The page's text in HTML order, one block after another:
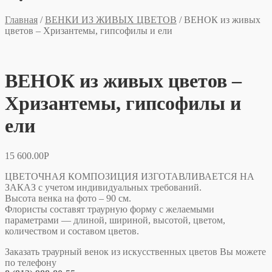
Главная /ВЕНКИ ИЗ ЖИВЫХ ЦВЕТОВ /ВЕНОК из живых
цветов – Хризантемы, гипсофилы и ели
ВЕНОК из живых цветов –
Хризантемы, гипсофилы и
ели
15 600.00Р
ЦВЕТОЧНАЯ КОМПОЗИЦИЯ ИЗГОТАВЛИВАЕТСЯ НА
ЗАКАЗ с учетом индивидуальных требований.
Высота венка на фото – 90 см.
Флористы составят траурную форму с желаемыми
параметрами — длиной, шириной, высотой, цветом,
количеством и составом цветов.
Заказать траурный венок из искусственных цветов Вы можете
по телефону